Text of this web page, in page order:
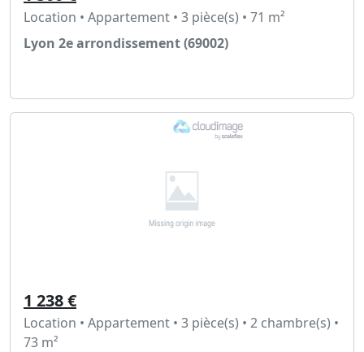
Location • Appartement • 3 pièce(s) • 71 m²
Lyon 2e arrondissement (69002)
1 238 €
Location • Appartement • 3 pièce(s) • 2 chambre(s) •
73 m²